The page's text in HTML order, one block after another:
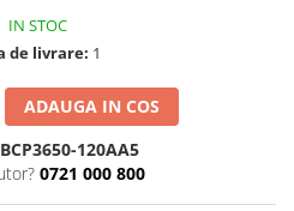
IN STOC
de livrare: 1
ADAUGA IN COS
120AA5
0721 000 800